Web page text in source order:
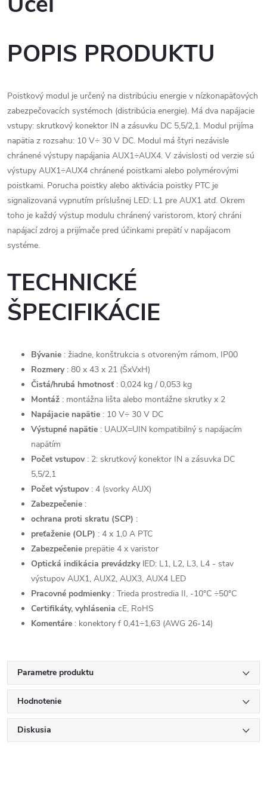
POPIS PRODUKTU
Poistkový modul je určený na distribúciu energie v nízkonapäťových
zabezpečovacích systémoch (distribúcia energie). Má dva napájacie
vstupy: skrutkový konektor IN a zásuvku DC 5,5/2,1. Modul prijíma
napätia z rozsahu: 10 V÷ 30 V DC. Modul má štyri nezávisle
chránené výstupy napájania AUX1÷AUX4. V závislosti od verzie sú
výstupy AUX1÷AUX4 chránené poistkami alebo polymérovými
poistkami. Porucha poistky alebo aktivácia poistky PTC je
signalizovaná vypnutím príslušnej LED: L1 pre AUX1 atď. Okrem
toho je každý výstup modulu chránený varistorom, ktorý chráni
napájací zdroj a prijímače pred účinkami prepätí v napájacom
systéme.
TECHNICKÉ
ŠPECIFIKÁCIE
Bývanie : žiadne, konštrukcia s otvoreným rámom, IP00
Rozmery : 80 x 43 x 21 (ŠxVxH)
Čistá/hrubá hmotnosť : 0,024 kg / 0,053 kg
Montáž : montážna lišta alebo montážne skrutky x 2
Napájacie napätie : 10 V÷ 30 V DC
Výstupné napätie : UAUX=UIN kompatibilný s napájacím
napätím
Počet vstupov : 2: skrutkový konektor IN a zásuvka DC
5,5/2,1
Počet výstupov : 4 (svorky AUX)
Zabezpečenie :
ochrana proti skratu (SCP) :
preťaženie (OLP) : 4 x 1,0 A PTC
Zabezpečenie prepätie 4 x varistor
Optická indikácia prevádzky lED: L1, L2, L3, L4 - stav
výstupov AUX1, AUX2, AUX3, AUX4 LED
Pracovné podmienky : Trieda prostredia II, -10°C ÷50°C
Certifikáty, vyhlásenia cE, RoHS
Komentáre : konektory f 0,41÷1,63 (AWG 26-14)
Parametre produktu
Hodnotenie
Diskusia